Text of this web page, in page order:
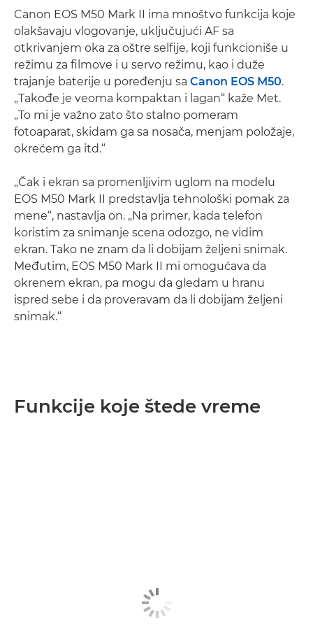
Canon EOS M50 Mark II ima mnoštvo funkcija koje
olakšavaju vlogovanje, uključujući AF sa
otkrivanjem oka za oštre selfije, koji funkcioniše u
režimu za filmove i u servo režimu, kao i duže
trajanje baterije u poređenju sa Canon EOS M50.
„Takođe je veoma kompaktan i lagan“ kaže Met.
„To mi je važno zato što stalno pomeram
fotoaparat, skidam ga sa nosača, menjam položaje,
okrećem ga itd.“
„Čak i ekran sa promenljivim uglom na modelu
EOS M50 Mark II predstavlja tehnološki pomak za
mene“, nastavlja on. „Na primer, kada telefon
koristim za snimanje scena odozgo, ne vidim
ekran. Tako ne znam da li dobijam željeni snimak.
Međutim, EOS M50 Mark II mi omogućava da
okrenem ekran, pa mogu da gledam u hranu
ispred sebe i da proveravam da li dobijam željeni
snimak.“
Funkcije koje štede vreme